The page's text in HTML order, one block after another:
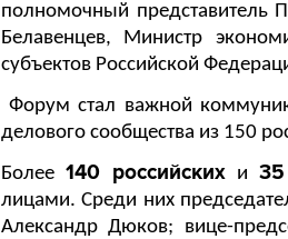
полномочный представитель
Белавенцев, Министр
субъектов Российской
Форум стал важной
делового сообщества из 150
Более 140 российских и
лицами. Среди них
Александр Дюков; вице-